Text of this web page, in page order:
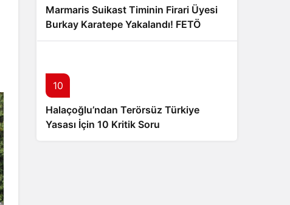
Marmaris Suikast Timinin Firari Üyesi
Burkay Karatepe Yakalandı! FETÖ
Şüphelisi Adliyeye Sevk Edildi
10
Halaçoğlu’ndan Terörsüz Türkiye
Yasası İçin 10 Kritik Soru